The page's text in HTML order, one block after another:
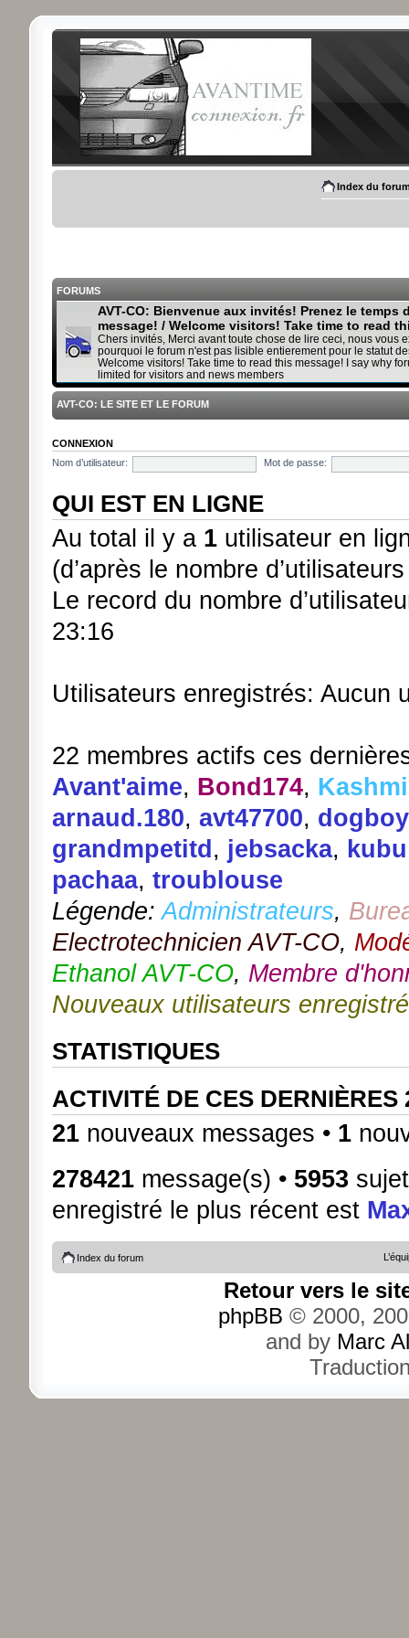
Index du
FORUMS
AVT-CO: Bienvenue aux invités! Prenez le temps
message! / Welcome visitors! Take time to read
Chers invités, Merci avant toute chose de lire ceci, nous vous
pourquoi le forum n'est pas lisible entierement pour le statut
Welcome visitors! Take time to read this message! I say why
limited for visitors and news members
AVT-CO: LE SITE ET LE FORUM
CONNEXION
Nom d’utilisateur:
Mot de passe:
QUI EST EN LIGNE
Au total il y a 1utilisateur en
(d’après le nombre
Le record du nombre
23:16
Utilisateurs enregistrés: Aucun
22 membres actifs ces
Avant'aime, Bond174,
arnaud.180, avt47700, dogboy
grandmpetitd , jebsacka, kubu
pachaa, troublouse
Légende:Administrateurs,
Electrotechnicien AVT-CO,
Ethanol AVT-CO, Membre
Nouveaux utilisateurs
STATISTIQUES
ACTIVITÉ DE CES DERNIÈRES
21nouveaux messages • 1
278421message(s) • 5953
enregistré le plus récent est
Index du forum
Retour vers le
phpBB © 2000,
and by Marc